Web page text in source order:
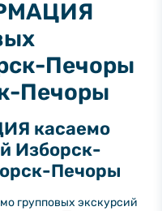
Печоры
Печоры
касаемо
Изборск-
Печоры
групповых экскурсий